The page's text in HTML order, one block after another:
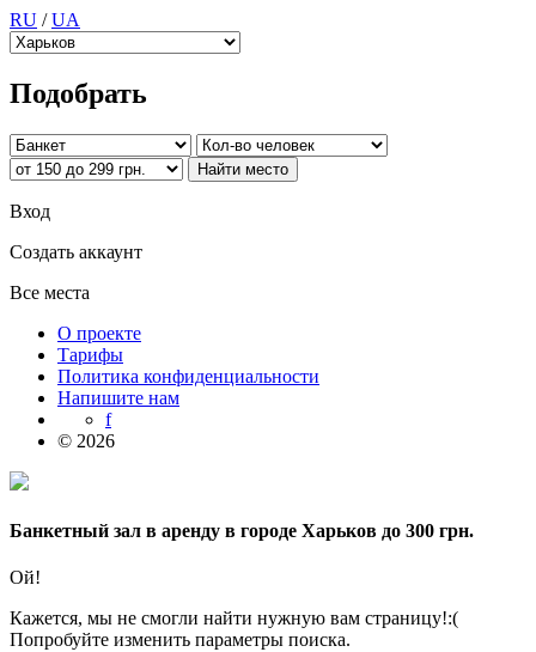
RU /UA
Подобрать
Вход
Создать аккаунт
Все места
О проекте
Тарифы
Политика конфиденциальности
Напишите нам
f
© 2026
Банкетный зал в аренду в городе Харьков до 300 грн.
Ой!
Кажется, мы не смогли найти нужную вам страницу!:(
Попробуйте изменить параметры поиска.